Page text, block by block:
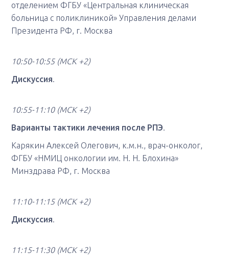
отделением ФГБУ «Центральная клиническая
больница с поликлиникой» Управления делами
Президента РФ, г. Москва
10:50-10:55 (МСК +2)
Дискуссия.
10:55-11:10 (МСК +2)
Варианты тактики лечения после РПЭ.
Карякин Алексей Олегович, к.м.н., врач-онколог,
ФГБУ «НМИЦ онкологии им. Н. Н. Блохина»
Минздрава РФ, г. Москва
11:10-11:15 (МСК +2)
Дискуссия.
11:15-11:30 (МСК +2)